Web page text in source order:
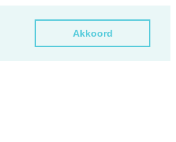
Akkoord